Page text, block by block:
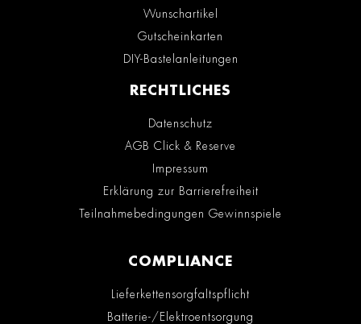
Wunschartikel
Gutscheinkarten
DIY-Bastelanleitungen
RECHTLICHES
Datenschutz
AGB Click & Reserve
Impressum
Erklärung zur Barrierefreiheit
Teilnahmebedingungen Gewinnspiele
COMPLIANCE
Lieferkettensorgfaltspflicht
Batterie-/Elektroentsorgung